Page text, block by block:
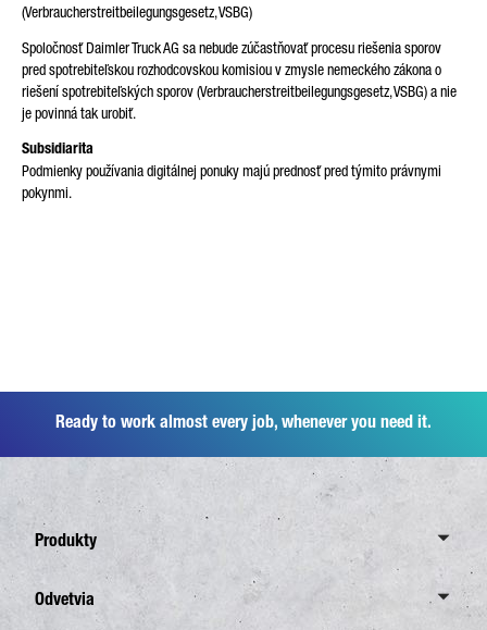
(Verbraucherstreitbeilegungsgesetz, VSBG)
Spoločnosť Daimler Truck AG sa nebude zúčastňovať procesu riešenia sporov
pred spotrebiteľskou rozhodcovskou komisiou v zmysle nemeckého zákona o
riešení spotrebiteľských sporov (Verbraucherstreitbeilegungsgesetz, VSBG) a nie
je povinná tak urobiť.
Subsidiarita
Podmienky používania digitálnej ponuky majú prednosť pred týmito právnymi
pokynmi.
Ready to work almost every job, whenever you need it.
Produkty
Canter
Odvetvia